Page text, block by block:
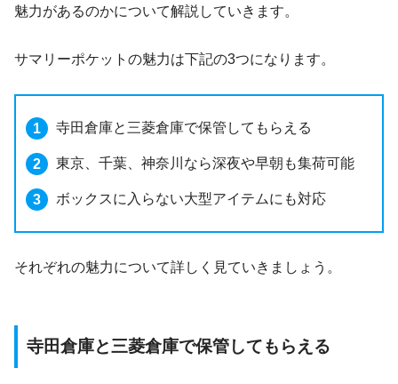
魅力があるのかについて解説していきます。
サマリーポケットの魅力は下記の3つになります。
寺田倉庫と三菱倉庫で保管してもらえる
東京、千葉、神奈川なら深夜や早朝も集荷可能
ボックスに入らない大型アイテムにも対応
それぞれの魅力について詳しく見ていきましょう。
寺田倉庫と三菱倉庫で保管してもらえる